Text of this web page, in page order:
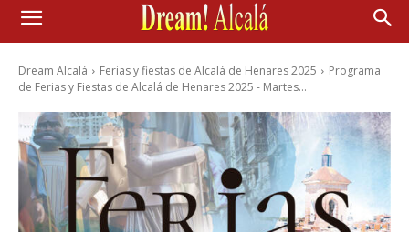
Dream Alcalá Ferias y fiestas de Alcalá de Henares 2025
Programa
de Ferias y Fiestas de Alcalá de Henares 2025 - Martes...